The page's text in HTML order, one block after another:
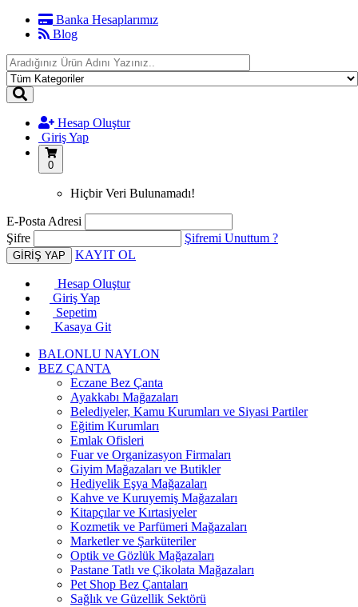
Banka Hesaplarımız
Blog
Hesap Oluştur
Giriş Yap
0
Hiçbir Veri Bulunamadı!
E-Posta Adresi
Şifre
Şifremi Unuttum ?
KAYIT OL
Hesap Oluştur
Giriş Yap
Sepetim
Kasaya Git
BALONLU NAYLON
BEZ ÇANTA
Eczane Bez Çanta
Ayakkabı Mağazaları
Belediyeler, Kamu Kurumları ve Siyasi Partiler
Eğitim Kurumları
Emlak Ofisleri
Fuar ve Organizasyon Firmaları
Giyim Mağazaları ve Butikler
Hediyelik Eşya Mağazaları
Kahve ve Kuruyemiş Mağazaları
Kitapçılar ve Kırtasiyeler
Kozmetik ve Parfümeri Mağazaları
Marketler ve Şarküteriler
Optik ve Gözlük Mağazaları
Pastane Tatlı ve Çikolata Mağazaları
Pet Shop Bez Çantaları
Sağlık ve Güzellik Sektörü